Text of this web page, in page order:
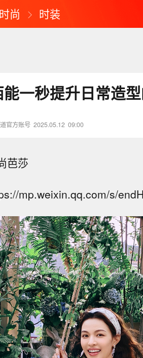
尚 时装
一秒提升日常造型
官方账号 2025.05.12 09:00
芭莎
mp.weixin.qq.com/s/